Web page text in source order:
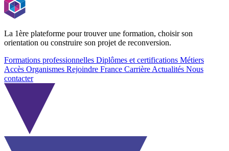
La 1ère plateforme pour trouver une formation, choisir son
orientation ou construire son projet de reconversion.
Formations professionnelles Diplômes et certifications Métiers
Accès Organismes Rejoindre France Carrière Actualités Nous
contacter